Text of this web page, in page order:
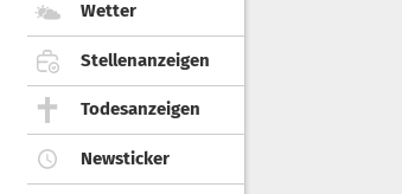
Wetter
Stellenanzeigen
Todesanzeigen
Newsticker